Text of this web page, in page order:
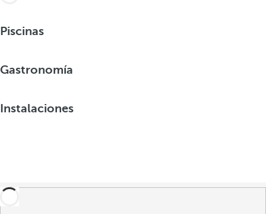
Piscinas
Gastronomía
Instalaciones